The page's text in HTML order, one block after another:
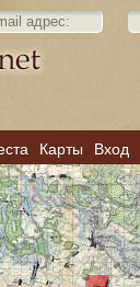
Карты Вход